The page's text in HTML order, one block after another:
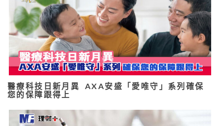
醫療科技日新月異 AXA安盛「愛唯守」系列確保
您的保障跟得上